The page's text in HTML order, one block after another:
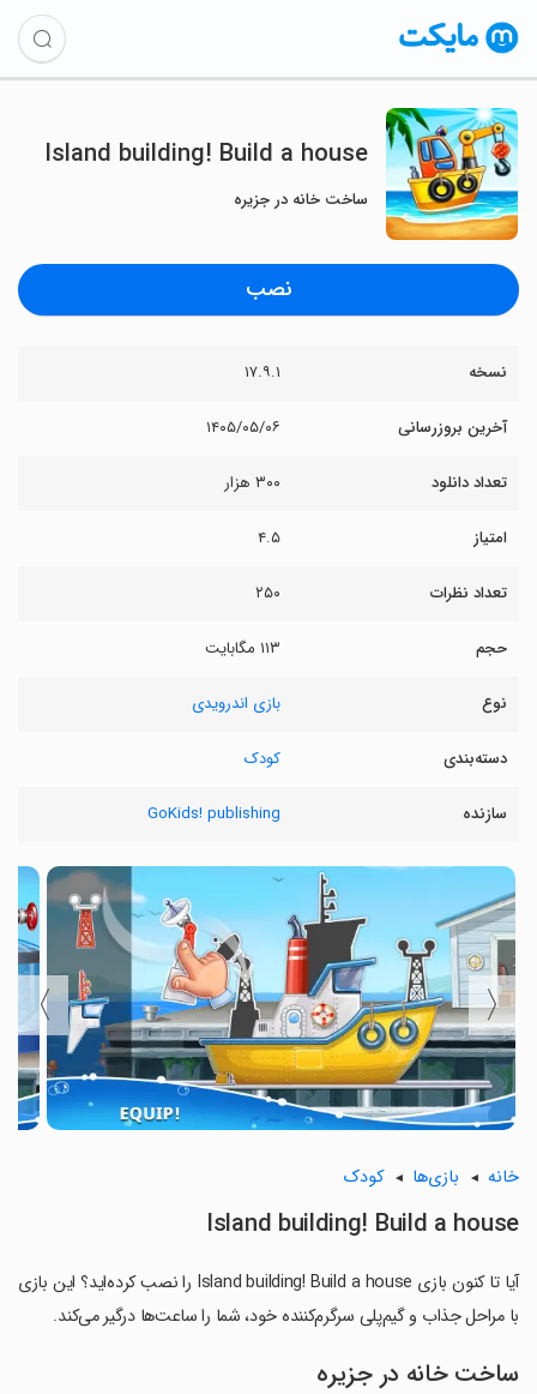
Island building! Build a house
ساخت خانه در جزیره
نصب
نسخه ۱۷.۹.۱
آخرین بروزرسانی ۱۴۰۵/۰۵/۰۶
تعداد دانلود ۳۰۰ هزار
امتیاز ۴.۵
تعداد نظرات ۲۵۰
حجم ۱۱۳ مگابایت
نوع بازی اندرویدی
دسته‌بندی کودک
سازنده GoKids! publishing
〈
〉
خانه بازی‌ها کودک
Island building! Build a house
آیا تا کنون بازی Island building! Build a house را نصب کرده‌اید؟ این بازی
با مراحل جذاب و گیم‌پلی سرگرم‌کننده خود، شما را ساعت‌ها درگیر می‌کند.
ساخت خانه در جزیره